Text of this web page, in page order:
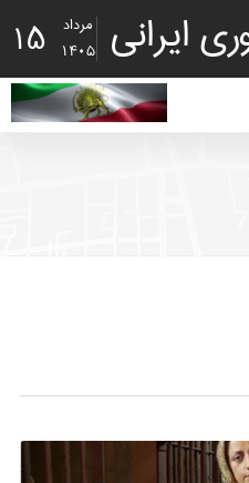
15
مرداد
1405
ایرانی